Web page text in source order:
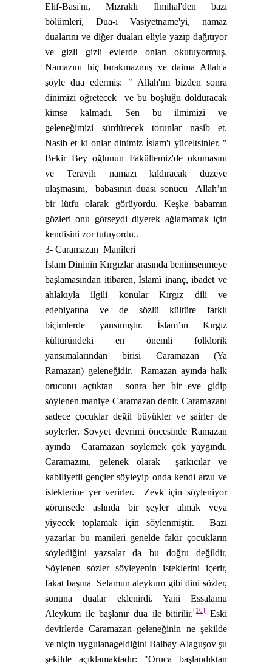
Elif-Bası'nı, Mızraklı İlmihal'den bazı
bölümleri, Dua-ı Vasiyetname'yi, namaz
dualarını ve diğer duaları eliyle yazıp dağıtıyor
ve gizli gizli evlerde onları okutuyormuş.
Namazını hiç bırakmazmış ve daima Allah'a
şöyle dua edermiş: " Allah'ım bizden sonra
dinimizi öğretecek
ve bu boşluğu dolduracak
kimse kalmadı. Sen bu ilmimizi ve
geleneğimizi sürdürecek torunlar nasib et.
Nasib et ki onlar dinimiz İslam'ı yüceltsinler. "
Bekir Bey oğlunun Fakültemiz'de okumasını
ve Teravih namazı kıldıracak düzeye
ulaşmasını,
babasının duası sonucu
Allah’ın
bir lütfu olarak görüyordu. Keşke babamın
gözleri onu görseydi diyerek ağlamamak için
kendisini zor tutuyordu..
3- Caramazan Manileri
İslam Dininin Kırgızlar arasında benimsenmeye
başlamasından itibaren, İslamî inanç, ibadet ve
ahlakıyla ilgili konular Kırgız dili ve
edebiyatına ve de sözlü kültüre farklı
biçimlerde yansımıştır. İslam’ın Kırgız
kültüründeki en önemli folklorik
yansımalarından birisi Caramazan (Ya
Ramazan) geleneğidir.
Ramazan ayında halk
orucunu açtıktan
sonra her bir eve gidip
söylenen maniye Caramazan denir. Caramazanı
sadece çocuklar değil büyükler ve şairler de
söylerler. Sovyet devrimi öncesinde Ramazan
ayında
Caramazan söylemek çok yaygındı.
Caramazını, gelenek olarak
şarkıcılar ve
kabiliyetli gençler söyleyip onda kendi arzu ve
isteklerine yer verirler.
Zevk için söyleniyor
görünsede aslında bir şeyler almak veya
yiyecek toplamak için söylenmiştir.
Bazı
yazarlar bu manileri genelde fakir çocukların
söylediğini yazsalar da bu doğru değildir.
Söylenen sözler söyleyenin isteklerini içerir,
fakat başına
Selamun aleykum gibi dini sözler,
sonuna dualar eklenirdi. Yani Essalamu
Aleykum ile başlanır dua ile bitirilir.[10]
Eski
devirlerde Caramazan geleneğinin ne şekilde
ve niçin uygulanageldiğini Balbay Alaguşov şu
şekilde açıklamaktadır: "Oruca başlandıktan